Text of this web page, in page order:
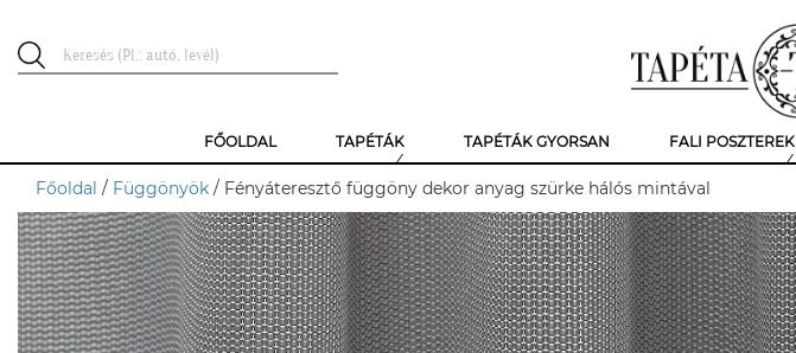
FŐOLDAL TAPÉTÁK TAPÉTÁK GYORSAN FALI POSZTEREK
Főoldal / Függönyök / Fényáteresztő függöny dekor anyag szürke hálós mintával